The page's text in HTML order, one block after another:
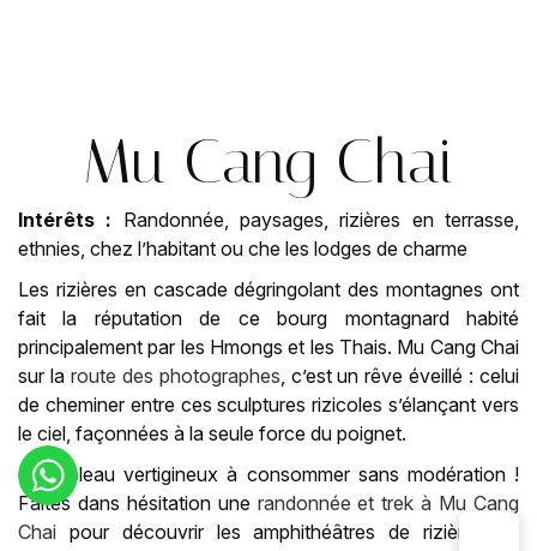
Mu Cang Chai
Intérêts : Randonnée, paysages, rizières en terrasse,
ethnies, chez l’habitant ou che les lodges de charme
Les rizières en cascade dégringolant des montagnes ont
fait la réputation de ce bourg montagnard habité
principalement par les Hmongs et les Thais. Mu Cang Chai
sur la route des photographes , c’est un rêve éveillé : celui
de cheminer entre ces sculptures rizicoles s’élançant vers
le ciel, façonnées à la seule force du poignet.
Un tableau vertigineux à consommer sans modération !
Faites dans hésitation une randonnée et trek à Mu Cang
Chai pour découvrir les amphithéâtres de rizières en